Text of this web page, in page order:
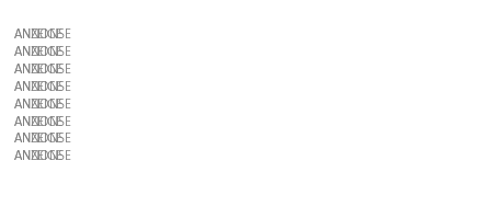
ANZEIGE
ANZEIGE
ANZEIGE
ANZEIGE
ANZEIGE
ANZEIGE
ANZEIGE
ANZEIGE